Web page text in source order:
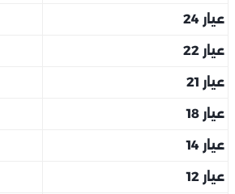
عيار 24
عيار 22
عيار 21
عيار 18
عيار 14
عيار 12